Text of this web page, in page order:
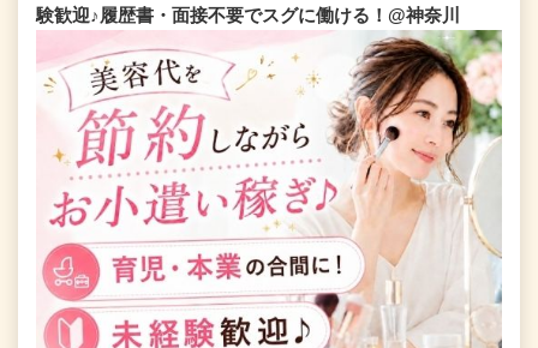
験歓迎♪履歴書・面接不要でスグに働ける！@神奈川